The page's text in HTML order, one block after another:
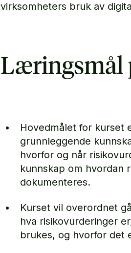
virksomheters bruk av
Læringsmål
Hovedmålet for kurset
grunnleggende
hvorfor og når
kunnskap om hvordan
dokumenteres.
Kurset vil overordnet
hva risikovurderinger
brukes, og hvorfor det